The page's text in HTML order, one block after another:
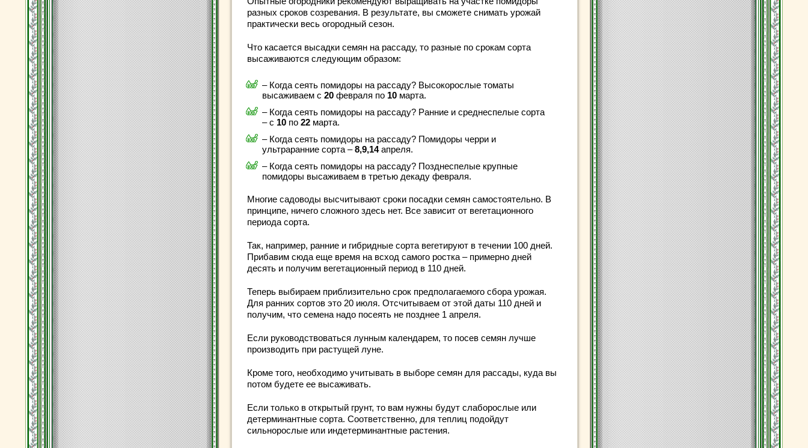
разных сроков созревания. В результате, вы сможете снимать урожай
практически весь огородный сезон.
Что касается высадки семян на рассаду, то разные по срокам сорта
высаживаются следующим образом:
– Когда сеять помидоры на рассаду? Высокорослые томаты
высаживаем с 20 февраля по 10 марта.
– Когда сеять помидоры на рассаду? Ранние и среднеспелые сорта
– с 10 по 22 марта.
– Когда сеять помидоры на рассаду? Помидоры черри и
ультраранние сорта –8,9,14апреля.
– Когда сеять помидоры на рассаду? Позднеспелые крупные
помидоры высаживаем в третью декаду февраля.
Многие садоводы высчитывают сроки посадки семян самостоятельно. В
принципе, ничего сложного здесь нет. Все зависит от вегетационного
периода сорта.
Так, например, ранние и гибридные сорта вегетируют в течении 100 дней.
Прибавим сюда еще время на всход самого ростка – примерно дней
десять и получим вегетационный период в 110 дней.
Теперь выбираем приблизительно срок предполагаемого сбора урожая.
Для ранних сортов это 20 июля. Отсчитываем от этой даты 110 дней и
получим, что семена надо посеять не позднее 1 апреля.
Если руководствоваться лунным календарем, то посев семян лучше
производить при растущей луне.
Кроме того, необходимо учитывать в выборе семян для рассады, куда вы
потом будете ее высаживать.
Если только в открытый грунт, то вам нужны будут слаборослые или
детерминантные сорта. Соответственно, для теплиц подойдут
сильнорослые или индетерминантные растения.